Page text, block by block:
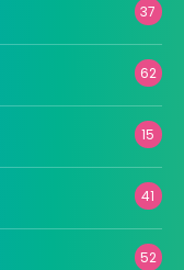
37
62
15
41
52